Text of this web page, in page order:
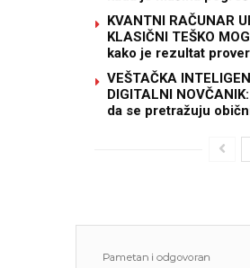
KVANTNI RAČUNAR
KLASIČNI TEŠKO
kako je rezultat
VEŠTAČKA
DIGITALNI
da se pretražuju